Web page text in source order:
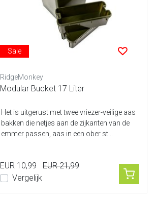
Sale
RidgeMonkey
Modular Bucket 17 Liter
Het is uitgerust met twee vriezer-veilige aas
bakken die netjes aan de zijkanten van de
emmer passen, aas in een ober st...
EUR 10,99
EUR 21,99
Vergelijk